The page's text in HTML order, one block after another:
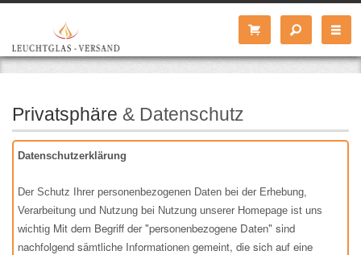
Privatsphäre & Datenschutz
Datenschutzerklärung
Der Schutz Ihrer personenbezogenen Daten bei der Erhebung,
Verarbeitung und Nutzung bei Nutzung unserer Homepage ist uns
wichtig Mit dem Begriff der "personenbezogene Daten" sind
nachfolgend sämtliche Informationen gemeint, die sich auf eine